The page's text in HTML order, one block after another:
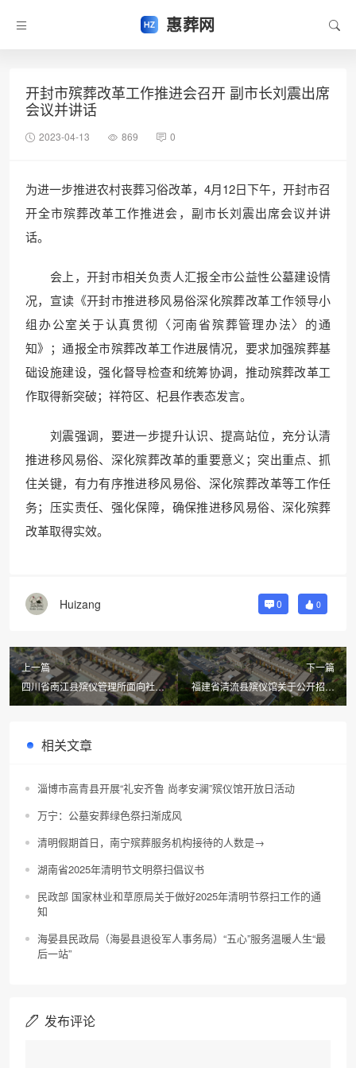
惠葬网
开封市殡葬改革工作推进会召开 副市长刘震出席
会议并讲话
2023-04-13 869 0
为进一步推进农村丧葬习俗改革，4月12日下午，开封市召
开全市殡葬改革工作推进会，副市长刘震出席会议并讲
话。
会上，开封市相关负责人汇报全市公益性公墓建设情
况，宣读《开封市推进移风易俗深化殡葬改革工作领导小
组办公室关于认真贯彻〈河南省殡葬管理办法〉的通
知》；通报全市殡葬改革工作进展情况，要求加强殡葬基
础设施建设，强化督导检查和统筹协调，推动殡葬改革工
作取得新突破；祥符区、杞县作表态发言。
刘震强调，要进一步提升认识、提高站位，充分认清
推进移风易俗、深化殡葬改革的重要意义；突出重点、抓
住关键，有力有序推进移风易俗、深化殡葬改革等工作任
务；压实责任、强化保障，确保推进移风易俗、深化殡葬
改革取得实效。
Huizang 0 0
上一篇
四川省南江县殡仪管理所面向社会
招聘劳务人员的公告
下一篇
福建省清流县殡仪馆关于公开招聘
火化工的公告
相关文章
淄博市高青县开展“礼安齐鲁 尚孝安澜”殡仪馆开放日活动
万宁：公墓安葬绿色祭扫渐成风
清明假期首日，南宁殡葬服务机构接待的人数是→
湖南省2025年清明节文明祭扫倡议书
民政部 国家林业和草原局关于做好2025年清明节祭扫工作的通
知
海晏县民政局（海晏县退役军人事务局）“五心”服务温暖人生“最
后一站”
发布评论